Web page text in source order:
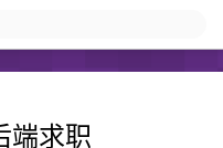
端求职